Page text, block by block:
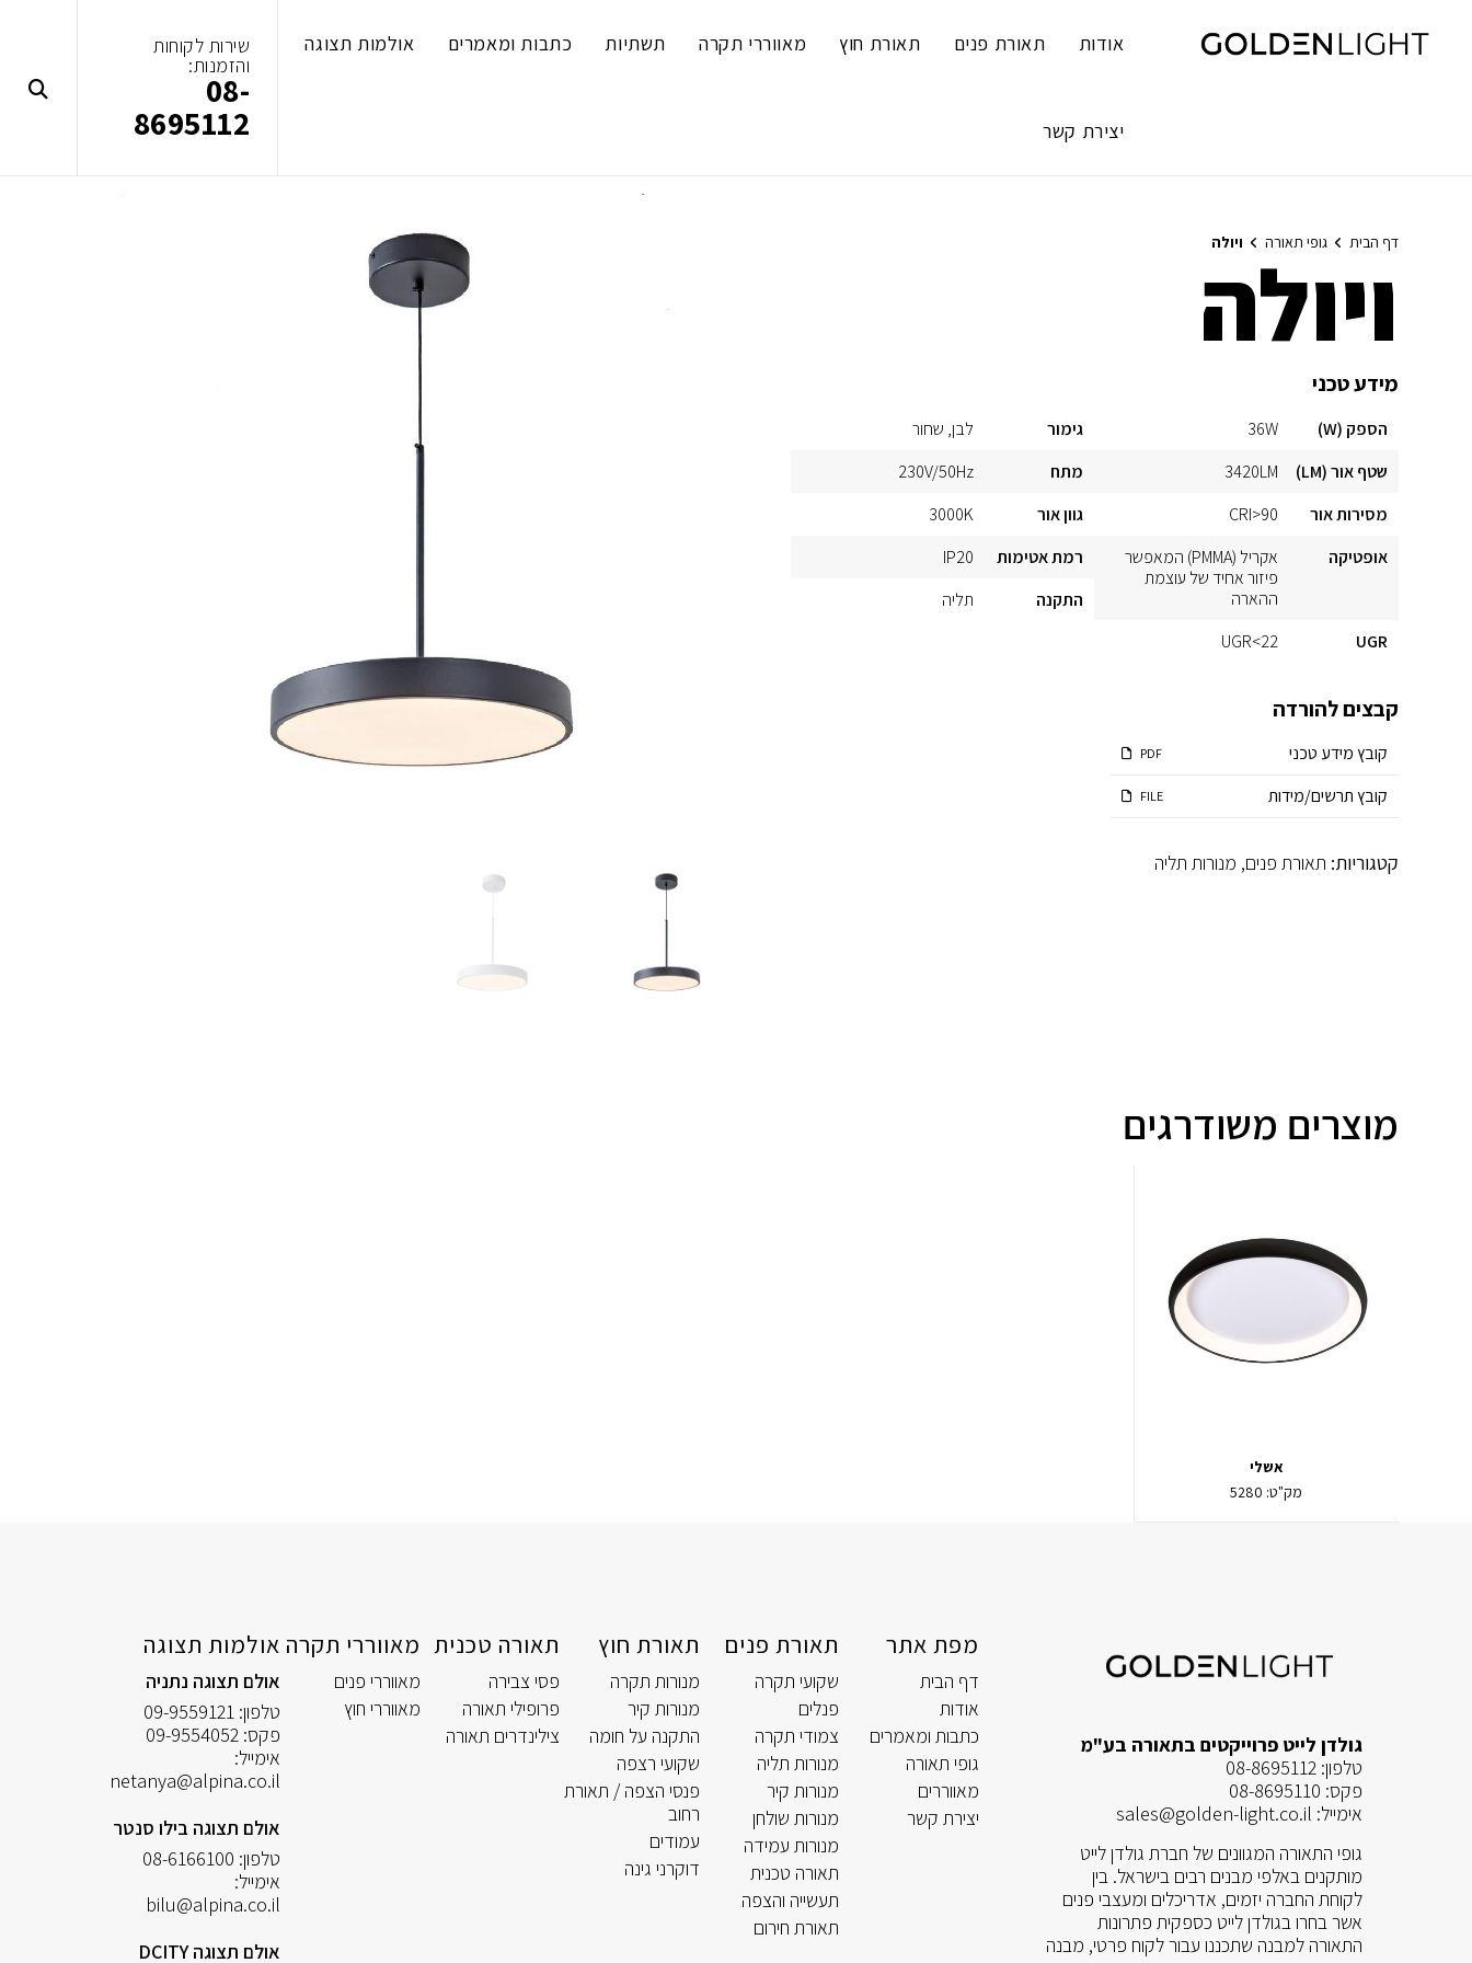
content
אודות תאורת פנים תאורת חוץ מאווררי תקרה תשתיות כתבות ומאמרים אולמות תצוגה
יצירת קשר
שירות לקוחות
והזמנות:
08-
8695112
דף הבית גופי תאורה ויולה
ויולה
מידע טכני
הספק (W)
36W
שטף אור (LM)
3420LM
מסירות אור
CRI>90
אופטיקה
אקריל (PMMA) המאפשר
פיזור אחיד של עוצמת
ההארה
UGR
UGR<22
גימור לבן שחור
מתח
230V/50Hz
גוון אור
3000K
רמת אטימות
IP20
התקנה
תליה
קבצים להורדה
קובץ מידע טכני PDF
קובץ תרשים/מידות FILE
קטגוריות: תאורת פנים, מנורות תליה
מוצרים משודרגים
אשלי
מק"ט: 5280
גולדן לייט פרוייקטים בתאורה בע"מ
טלפון: 08-8695112
פקס: 08-8695110
אימייל: sales@golden-light.co.il
גופי התאורה המגוונים של חברת גולדן לייט
מותקנים באלפי מבנים רבים בישראל. בין
לקוחת החברה יזמים, אדריכלים ומעצבי פנים
אשר בחרו בגולדן לייט כספקית פתרונות
התאורה למבנה שתכננו עבור לקוח פרטי, מבנה
מפת אתר
דף הבית
אודות
כתבות ומאמרים
גופי תאורה
מאווררים
יצירת קשר
תאורת פנים
שקועי תקרה
פנלים
צמודי תקרה
מנורות תליה
מנורות קיר
מנורות שולחן
מנורות עמידה
תאורה טכנית
תעשייה והצפה
תאורת חירום
תאורת חוץ
מנורות תקרה
מנורות קיר
התקנה על חומה
שקועי רצפה
פנסי הצפה / תאורת
רחוב
עמודים
דוקרני גינה
תאורה טכנית
פסי צבירה
פרופילי תאורה
צילינדרים תאורה
מאווררי תקרה
מאווררי פנים
מאווררי חוץ
אולמות תצוגה
אולם תצוגה נתניה
טלפון: 09-9559121
פקס: 09-9554052
אימייל:
netanya@alpina.co.il
אולם תצוגה בילו סנטר
טלפון: 08-6166100
אימייל:
bilu@alpina.co.il
אולם תצוגה DCITY